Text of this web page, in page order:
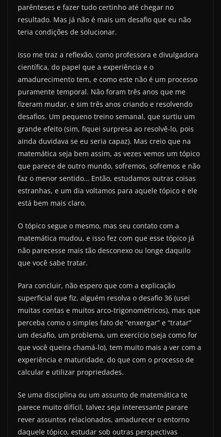
parênteses e fazer tudo certinho até chegar no
resultado. Mas já não é mais um desafio que eu não
teria condições de solucionar.
Isso me traz a reflexão, como professora e divulgadora
científica, do papel que a experiência e o
amadurecimento tem, e como este não é um processo
puramente temporal. Não foram três anos que me
fizeram mudar, e sim três anos criando e resolvendo
desafios. Um pequeno treino semanal, que surtiu um
grande efeito (sim, fiquei surpresa ao resolvê-lo, pois
ainda duvidava se eu seria capaz). Mas creio que na
matemática seja bem assim, as vezes vemos um tópico
que parece de outro mundo, sofremos, sofremos e não
faz o menor sentido… Então, estudamos outras coisas
estranhas, e um dia voltamos para aquele tópico e ele
está bem mais claro.
O tópico segue o mesmo, mas seu contato com a
matemática mudou, e isso fez com que esse tópico já
não parecesse mais tão desconexo ou longe daquilo
que você sabe tratar.
Para concluir, não espero que com a explicação
superficial que fiz, alguém resolva o desafio 36 (usei
muitas contas e muitos arco-trigonométricos), mas que
perceba como o simples fato de “enxergar” e “tratar”
um desafio, um problema, um exercício (seja como for
que você queira chamá-lo), tem muito mais a ver com a
experiência e maturidade, do que com o processo de
calcular e utilizar propriedades.
Se uma disciplina ou um assunto de matemática te
parece muito difícil, talvez seja interessante parare
rever assuntos relacionados, amadurecer o entorno
daquele tópico, estudar sob outras perspectivas